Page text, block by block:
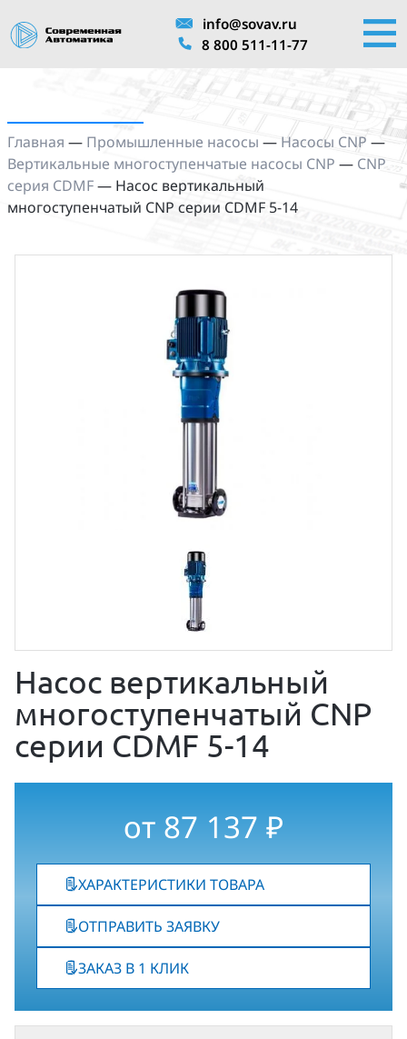
info@sovav.ru
8 800 511-11-77
Главная — Промышленные насосы — Насосы CNP —
Вертикальные многоступенчатые насосы CNP — CNP
серия CDMF— Насос вертикальный
многоступенчатый CNP серии CDMF 5-14
Насос вертикальный
многоступенчатый CNP
серии CDMF 5-14
от 87 137 ₽
ХАРАКТЕРИСТИКИ ТОВАРА
ОТПРАВИТЬ ЗАЯВКУ
ЗАКАЗ В 1 КЛИК